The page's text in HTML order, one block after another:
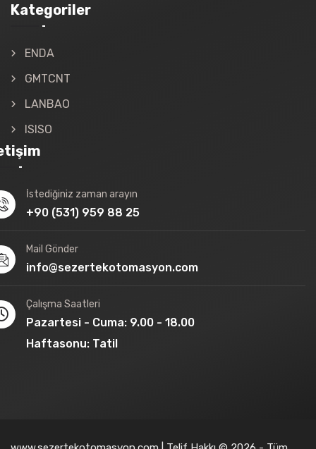
Kategoriler
ENDA
GMTCNT
LANBAO
ISISO
İstediğiniz zaman arayın
+90 (531) 959 88 25
Mail Gönder
info@sezertekotomasyon.com
Çalışma Saatleri
Pazartesi - Cuma: 9.00 - 18.00
Haftasonu: Tatil